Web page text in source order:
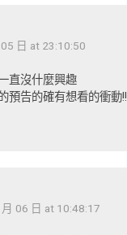
日 at 23:10:50
直沒什麼興趣
預告的確有想看的衝動!!
06 日 at 10:48:17